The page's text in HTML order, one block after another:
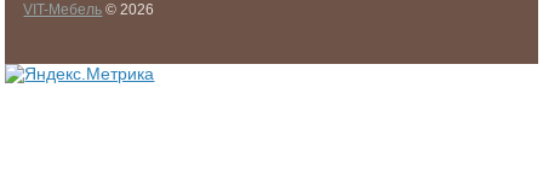
VIT-Мебель © 2026